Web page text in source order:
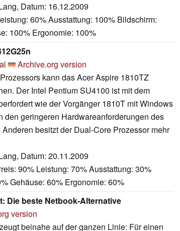
Datum: 16.12.2009
60% Ausstattung: 100% Bildschirm:
100% Ergonomie: 100%
Archive.org version
kann das Acer Aspire 1810TZ
Der Intel Pentium SU4100 ist mit dem
wie der Vorgänger 1810T mit Windows
den geringeren Hardwareanforderungen des
besitzt der Dual-Core Prozessor mehr
Datum: 20.11.2009
90% Leistung: 70% Ausstattung: 30%
Gehäuse: 60% Ergonomie: 60%
Die beste Netbook-Alternative
version
beinahe auf der ganzen Linie: Für einen